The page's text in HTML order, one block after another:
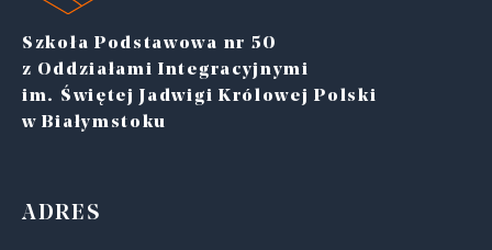
Szkoła Podstawowa nr 50
z Oddziałami Integracyjnymi
im. Świętej Jadwigi Królowej Polski
w Białymstoku
ADRES